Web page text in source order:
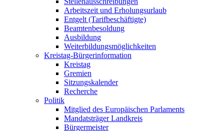
Arbeitszeit und Erholungsurlaub
Entgelt (Tarifbeschäftigte)
Beamtenbesoldung
Ausbildung
Weiterbildungsmöglichkeiten
Kreistag-Bürgerinformation
Kreistag
Gremien
Sitzungskalender
Recherche
Politik
Mitglied des Europäischen Parlaments
Mandatsträger Landkreis
Bürgermeister